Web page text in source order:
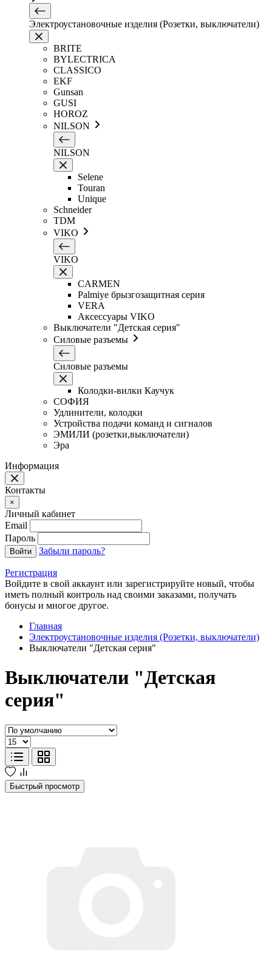
Электроустановочные изделия (Розетки, выключатели)
BRITE
BYLECTRICA
CLASSICO
EKF
Gunsan
GUSI
HOROZ
NILSON
NILSON
Selene
Touran
Unique
Schneider
TDM
VIKO
VIKO
CARMEN
Palmiye брызгозащитная серия
VERA
Аксессуары VIKO
Выключатели "Детская серия"
Силовые разъемы
Силовые разъемы
Колодки-вилки Каучук
СОФИЯ
Удлинители, колодки
Устройства подачи команд и сигналов
ЭМИЛИ (розетки,выключатели)
Эра
Информация
Контакты
×
Личный кабинет
Email
Пароль
Войти Забыли пароль?
Регистрация
Войдите в свой аккаунт или зарегистрируйте новый, чтобы
иметь полный контроль над своими заказами, получать
бонусы и многое другое.
Главная
Электроустановочные изделия (Розетки, выключатели)
Выключатели "Детская серия"
Выключатели "Детская
серия"
Быстрый просмотр